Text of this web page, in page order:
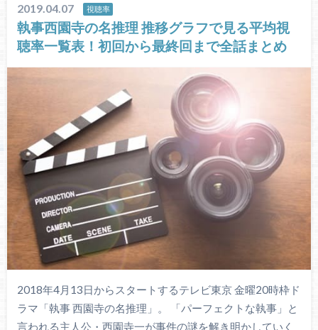
2019.04.07 視聴率
執事西園寺の名推理 推移グラフで見る平均視
聴率一覧表！初回から最終回まで全話まとめ
2018年4月13日からスタートするテレビ東京 金曜20時枠ド
ラマ「執事 西園寺の名推理」。 「パーフェクトな執事」と
言われる主人公・西園寺一が事件の謎を解き明かしていく